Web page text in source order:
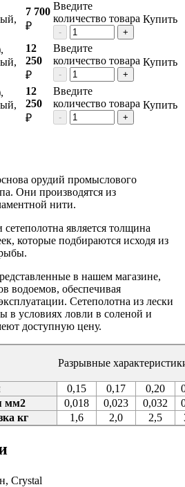
7 700
₽
Введите
количество товара
- +
Купить
12
250
₽
Введите
количество товара
- +
Купить
12
250
₽
Введите
количество товара
- +
Купить
орудий промыслового
Они производятся из
нити.
является толщина
которые подбираются исходя из
в нашем магазине,
водоемов, обеспечивая
Сетеполотна из лески
в условиях ловли в соленой и
доступную цену.
Разрывные
0,15 0,17 0,20
мм2
0,018 0,023 0,032
кг
1,6 2,0 2,5
Crystal